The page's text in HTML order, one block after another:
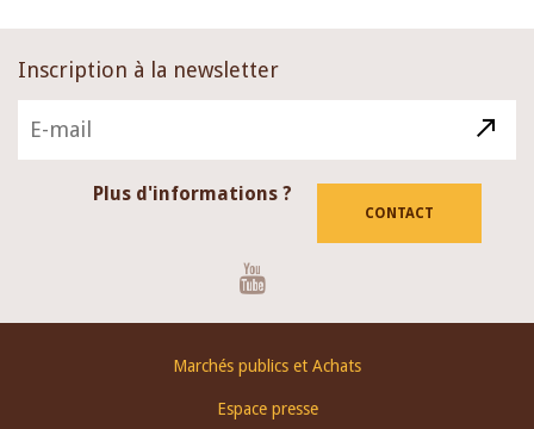
Inscription à la newsletter
Plus d'informations ?
CONTACT
Marchés publics et Achats
Espace presse